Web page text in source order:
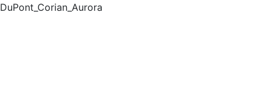
DuPont_Corian_Aurora